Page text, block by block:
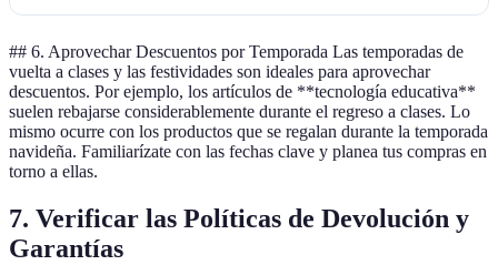
## 6. Aprovechar Descuentos por Temporada Las temporadas de
vuelta a clases y las festividades son ideales para aprovechar
descuentos. Por ejemplo, los artículos de **tecnología educativa**
suelen rebajarse considerablemente durante el regreso a clases. Lo
mismo ocurre con los productos que se regalan durante la temporada
navideña. Familiarízate con las fechas clave y planea tus compras en
torno a ellas.
7. Verificar las Políticas de Devolución y
Garantías